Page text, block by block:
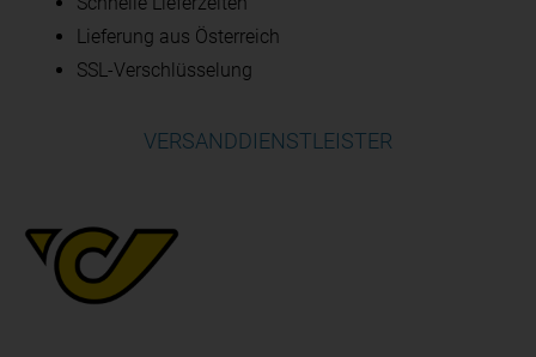
Lieferung aus Österreich
SSL-Verschlüsselung
VERSANDDIENSTLEISTER